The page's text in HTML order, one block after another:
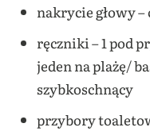
nakrycie głowy –
ręczniki – 1 pod
jeden na plażę/
szybkoschnący
przybory